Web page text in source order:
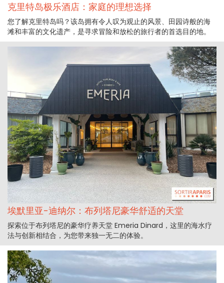
克里特岛极乐酒店：家庭的理想选择
您了解克里特岛吗？该岛拥有令人叹为观止的风景、田园诗般的海
滩和丰富的文化遗产，是寻求冒险和放松的旅行者的首选目的地。
埃默里亚-迪纳尔：布列塔尼豪华舒适的天堂
探索位于布列塔尼的豪华疗养天堂 Emeria Dinard，这里的海水疗
法与创新相结合，为您带来独一无二的体验。